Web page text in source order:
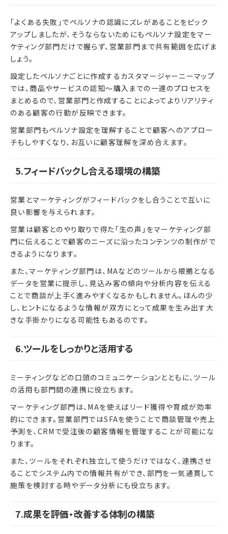
「よくある失敗」でペルソナの認識にズレがあることをピック
アップしましたが、そうならないためにもペルソナ設定をマー
ケティング部門だけで握らず、営業部門まで共有範囲を広げま
しょう。
設定したペルソナごとに作成するカスタマージャーニーマップ
では、商品やサービスの認知～購入までの一連のプロセスを
まとめるので、営業部門と作成することによってよりリアリティ
のある顧客の行動が反映できます。
営業部門もペルソナ設定を理解することで顧客へのアプロー
チもしやすくなり、お互いに顧客理解を深め合えます。
5.フィードバックし合える環境の構築
営業とマーケティングがフィードバックをし合うことで互いに
良い影響を与えられます。
営業は顧客とのやり取りで得た「生の声」をマーケティング部
門に伝えることで顧客のニーズに沿ったコンテンツの制作がで
きるようになります。
また、マーケティング部門は、MAなどのツールから根拠となる
データを営業に提示し、見込み客の傾向や分析内容を伝える
ことで商談が上手く進みやすくなるかもしれません。ほんの少
し、ヒントになるような情報が双方にとって成果を生み出す大
きな手掛かりになる可能性もあるのです。
6.ツールをしっかりと活用する
ミーティングなどの口頭のコミュニケーションとともに、ツール
の活用も部門間の連携に役立ちます。
マーケティング部門は、MAを使えばリード獲得や育成が効率
的にできます。営業部門ではSFAを使うことで商談管理や売上
予測を、CRMで受注後の顧客情報を管理することが可能にな
ります。
また、ツールをそれぞれ独立して使うだけではなく、連携させ
ることでシステム内での情報共有ができ、部門を一気通貫して
施策を検討する時やデータ分析にも役立ちます。
7.成果を評価・改善する体制の構築